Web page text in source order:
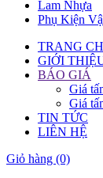
Lam Nhựa
Phụ Kiện
TRANG
GIỚI
BÁO GIÁ
Giá
Giá
TIN TỨC
LIÊN HỆ
Giỏ hàng (0)